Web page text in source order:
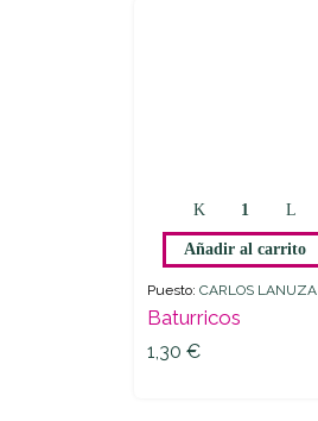
Baturricos
Añadir al carrito
1,30€
Puesto: CARLOS LANUZA
Baturricos
1,30 €